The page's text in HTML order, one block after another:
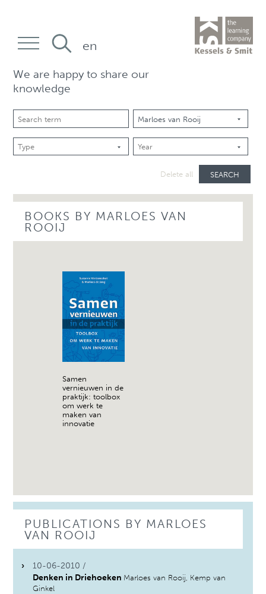
We are happy to share our
knowledge
Delete all SEARCH
BOOKS BY MARLOES VAN
ROOIJ
Samen
vernieuwen in de
praktijk: toolbox
om werk te
maken van
innovatie
PUBLICATIONS BY MARLOES
VAN ROOIJ
10-06-2010 /
Denken in Driehoeken Marloes van Rooij, Kemp van
Ginkel
en